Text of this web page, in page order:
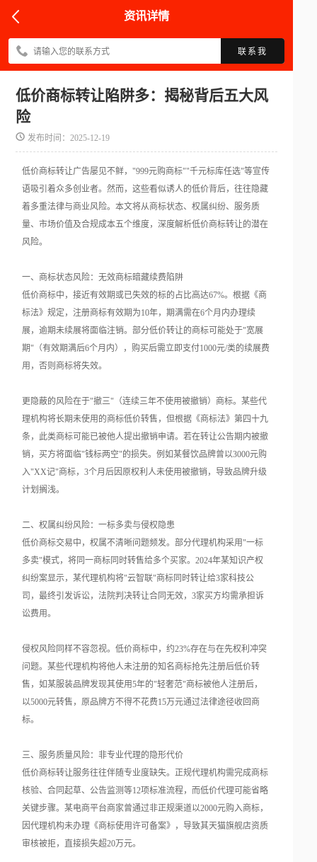
资讯详情
联系我
低价商标转让陷阱多：揭秘背后五大风
险
发布时间：2025-12-19
低价商标转让广告屡见不鲜，"999元购商标""千元标库任选"等宣传
语吸引着众多创业者。然而，这些看似诱人的低价背后，往往隐藏
着多重法律与商业风险。本文将从商标状态、权属纠纷、服务质
量、市场价值及合规成本五个维度，深度解析低价商标转让的潜在
风险。
一、商标状态风险：无效商标暗藏续费陷阱
低价商标中，接近有效期或已失效的标的占比高达67%。根据《商
标法》规定，注册商标有效期为10年，期满需在6个月内办理续
展，逾期未续展将面临注销。部分低价转让的商标可能处于"宽展
期"（有效期满后6个月内），购买后需立即支付1000元/类的续展费
用，否则商标将失效。
更隐蔽的风险在于"撤三"（连续三年不使用被撤销）商标。某些代
理机构将长期未使用的商标低价转售，但根据《商标法》第四十九
条，此类商标可能已被他人提出撤销申请。若在转让公告期内被撤
销，买方将面临"钱标两空"的损失。例如某餐饮品牌曾以3000元购
入"XX记"商标，3个月后因原权利人未使用被撤销，导致品牌升级
计划搁浅。
二、权属纠纷风险：一标多卖与侵权隐患
低价商标交易中，权属不清晰问题频发。部分代理机构采用"一标
多卖"模式，将同一商标同时转售给多个买家。2024年某知识产权
纠纷案显示，某代理机构将"云智联"商标同时转让给3家科技公
司，最终引发诉讼，法院判决转让合同无效，3家买方均需承担诉
讼费用。
侵权风险同样不容忽视。低价商标中，约23%存在与在先权利冲突
问题。某些代理机构将他人未注册的知名商标抢先注册后低价转
售，如某服装品牌发现其使用5年的"轻奢范"商标被他人注册后，
以5000元转售，原品牌方不得不花费15万元通过法律途径收回商
标。
三、服务质量风险：非专业代理的隐形代价
低价商标转让服务往往伴随专业度缺失。正规代理机构需完成商标
核验、合同起草、公告监测等12项标准流程，而低价代理可能省略
关键步骤。某电商平台商家曾通过非正规渠道以2000元购入商标，
因代理机构未办理《商标使用许可备案》，导致其天猫旗舰店资质
审核被拒，直接损失超20万元。